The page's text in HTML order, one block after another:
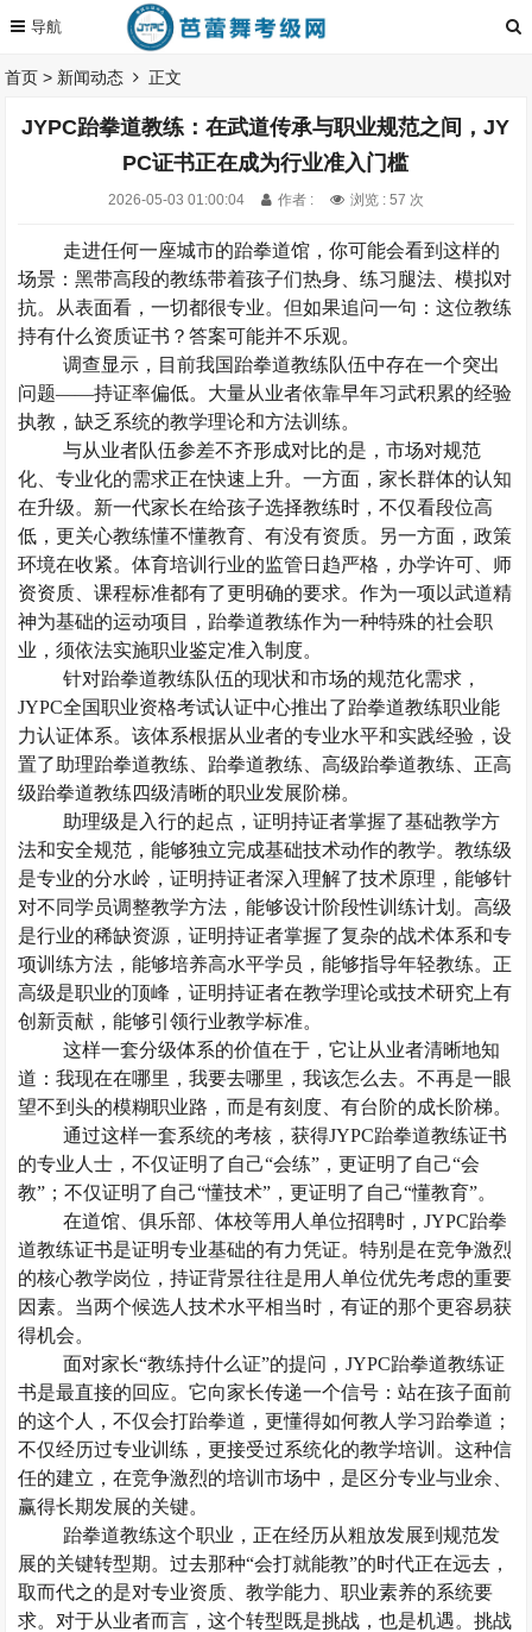
首页 > 新闻动态 正文
JYPC跆拳道教练：在武道传承与职业规范之间，JY
PC证书正在成为行业准入门槛
2026-05-03 01:00:04 作者 : 浏览 : 57 次
走进任何一座城市的跆拳道馆，你可能会看到这样的
场景：黑带高段的教练带着孩子们热身、练习腿法、模拟对
抗。从表面看，一切都很专业。但如果追问一句：这位教练
持有什么资质证书？答案可能并不乐观。
调查显示，目前我国跆拳道教练队伍中存在一个突出
问题——持证率偏低。大量从业者依靠早年习武积累的经验
执教，缺乏系统的教学理论和方法训练。
与从业者队伍参差不齐形成对比的是，市场对规范
化、专业化的需求正在快速上升。一方面，家长群体的认知
在升级。新一代家长在给孩子选择教练时，不仅看段位高
低，更关心教练懂不懂教育、有没有资质。另一方面，政策
环境在收紧。体育培训行业的监管日趋严格，办学许可、师
资资质、课程标准都有了更明确的要求。作为一项以武道精
神为基础的运动项目，跆拳道教练作为一种特殊的社会职
业，须依法实施职业鉴定准入制度。
针对跆拳道教练队伍的现状和市场的规范化需求，
JYPC全国职业资格考试认证中心推出了跆拳道教练职业能
力认证体系。该体系根据从业者的专业水平和实践经验，设
置了助理跆拳道教练、跆拳道教练、高级跆拳道教练、正高
级跆拳道教练四级清晰的职业发展阶梯。
助理级是入行的起点，证明持证者掌握了基础教学方
法和安全规范，能够独立完成基础技术动作的教学。教练级
是专业的分水岭，证明持证者深入理解了技术原理，能够针
对不同学员调整教学方法，能够设计阶段性训练计划。高级
是行业的稀缺资源，证明持证者掌握了复杂的战术体系和专
项训练方法，能够培养高水平学员，能够指导年轻教练。正
高级是职业的顶峰，证明持证者在教学理论或技术研究上有
创新贡献，能够引领行业教学标准。
这样一套分级体系的价值在于，它让从业者清晰地知
道：我现在在哪里，我要去哪里，我该怎么去。不再是一眼
望不到头的模糊职业路，而是有刻度、有台阶的成长阶梯。
通过这样一套系统的考核，获得JYPC跆拳道教练证书
的专业人士，不仅证明了自己“会练”，更证明了自己“会
教”；不仅证明了自己“懂技术”，更证明了自己“懂教育”。
在道馆、俱乐部、体校等用人单位招聘时， JYPC跆拳
道教练证书是证明专业基础的有力凭证。特别是在竞争激烈
的核心教学岗位，持证背景往往是用人单位优先考虑的重要
因素。当两个候选人技术水平相当时，有证的那个更容易获
得机会。
面对家长“教练持什么证”的提问，JYPC跆拳道教练证
书是最直接的回应。它向家长传递一个信号：站在孩子面前
的这个人，不仅会打跆拳道，更懂得如何教人学习跆拳道；
不仅经历过专业训练，更接受过系统化的教学培训。这种信
任的建立，在竞争激烈的培训市场中，是区分专业与业余、
赢得长期发展的关键。
跆拳道教练这个职业，正在经历从粗放发展到规范发
展的关键转型期。过去那种“会打就能教”的时代正在远去，
取而代之的是对专业资质、教学能力、职业素养的系统要
求。对于从业者而言，这个转型既是挑战，也是机遇。挑战